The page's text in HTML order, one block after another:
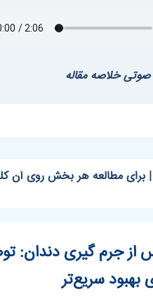
صوتی خلاصه مقاله
مطالعه هر بخش روی آن
از جرم گیری دندان:
سریع‌تر